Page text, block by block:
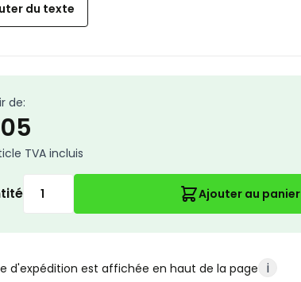
du texte
de:
TVA incluis
Ajouter au panier
d'expédition est affichée en haut de la page i